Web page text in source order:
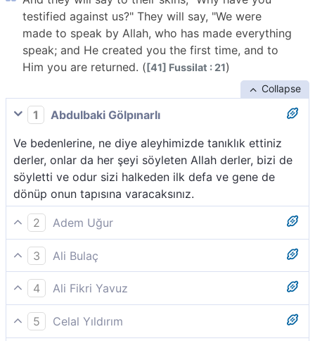
testified against us?" They will say, "We were
made to speak by Allah, who has made everything
speak; and He created you the first time, and to
Him you are returned. ([41] Fussilat : 21)
Collapse
1
Abdulbaki Gölpınarlı
Ve bedenlerine, ne diye aleyhimizde tanıklık ettiniz
derler, onlar da her şeyi söyleten Allah derler, bizi de
söyletti ve odur sizi halkeden ilk defa ve gene de
dönüp onun tapısına varacaksınız.
2
Adem Uğur
Derilerine: Niçin aleyhimize şahitlik ettiniz? derler.
Onlar da: Her şeyi konuşturan Allah, bizi de
konuşturdu. İlk defa sizi o yaratmıştır. Yine O´na
döndürülüyorsunuz, derler.
3
Ali Bulaç
Kendi derilerine dediler ki: "Niye aleyhimizde şahitlik
ettiniz?" Dediler ki: "Herşeye nutku verip-konuşturan
Allah, bizi konuşturdu. Sizi ilk defa O yarattı ve O'na
döndürülüyorsunuz."
4
Ali Fikri Yavuz
O kâfirler, derilerine (azalarına): “-Niçin aleyhimizde
şahitlik ettiniz?” derler. Onlar (cevab olarak): “-Bizi,
5
Celal Yıldırım